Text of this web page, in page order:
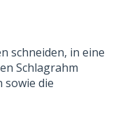
schneiden, in eine
Schlagrahm
sowie die